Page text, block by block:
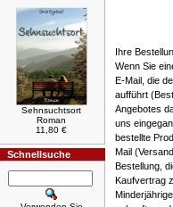
Sehnsuchtsort
Roman
11,80 €
Schnellsuche
Ihre
Wenn Sie
E-Mail, die
aufführt
Angebotes
uns
bestellte
Mail
Bestellung,
Kaufvertrag